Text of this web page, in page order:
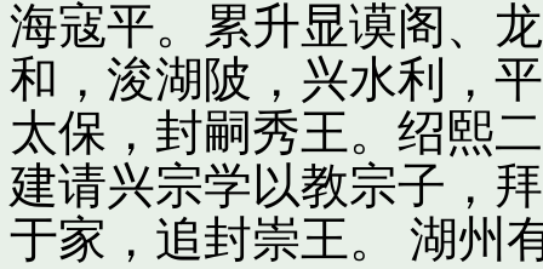
海寇平。累升显谟阁、
和，浚湖陂，兴水利，
太保，封嗣秀王。绍熙
建请兴宗学以教宗子，
于家，追封崇王。 湖州